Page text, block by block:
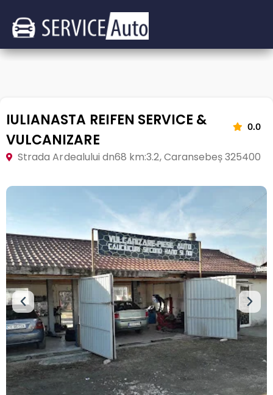
IULIANASTA REIFEN SERVICE &
VULCANIZARE
0.0
Strada Ardealului dn68 km:3.2, Caransebeș 325400